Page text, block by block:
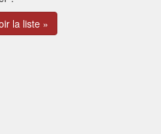
la liste »